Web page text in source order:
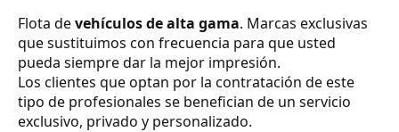
Flota devehículos de alta gama. Marcas exclusivas
que sustituimos con frecuencia para que usted
pueda siempre dar la mejor impresión.
Los clientes que optan por la contratación de este
tipo de profesionales se benefician de un servicio
exclusivo, privado y personalizado.